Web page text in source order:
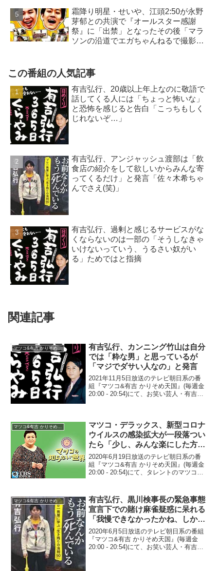
霜降り明星・せいや、江頭2:50が永野
芽郁との共演で『オールスター感謝
祭』に「出禁」となったその後「マラ
ソンの沿道でエガちゃんねるで撮影
この番組の人気記事
有吉弘行、20歳以上年上なのに敬語で
話してくる人には「ちょっと怖いな」
と恐怖を感じると告白「こっちもしく
じれないぞ…」
有吉弘行、アンジャッシュ渡部は「飲
食店の紹介をして欲しいからみんな寄
ってくるだけ」と発言「佐々木希ちゃ
んでさえ(笑)」
有吉弘行、過剰と感じるサービスがな
くならないのは一部の「そうしなきゃ
いけないっていう、うるさい奴がい
る」ためではと指摘
関連記事
マツコ&有吉 かりそめ天国
有吉弘行、カンニング竹山は自分
では「粋な男」と思っているが
「マジでダサい人なの」と発言
2021年11月5日放送のテレビ朝日系の番
組『マツコ&有吉 かりそめ天国』(毎週金
20:00 - 20:54)にて、お笑い芸人・有吉弘
マツコ・デラックス、新型コロナ
ウイルスの感染拡大が一段落つい
たら「少し、みんな楽にした方が
いいと思うの」と提言
2020年6月19日放送のテレビ朝日系の番
組『マツコ&有吉 かりそめ天国』(毎週金
20:00 - 20:54)にて、タレントのマツコ・
楽にした方がいいと思うの」と提言...
マツコ&有吉 かりそめ天国
有吉弘行、黒川検事長の緊急事態
宣言下での賭け麻雀疑惑に呆れる
「我慢できなかったかね、しか
し」
2020年6月5日放送のテレビ朝日系の番組
『マツコ&有吉 かりそめ天国』(毎週金
20:00 - 20:54)にて、お笑い芸人・有吉弘